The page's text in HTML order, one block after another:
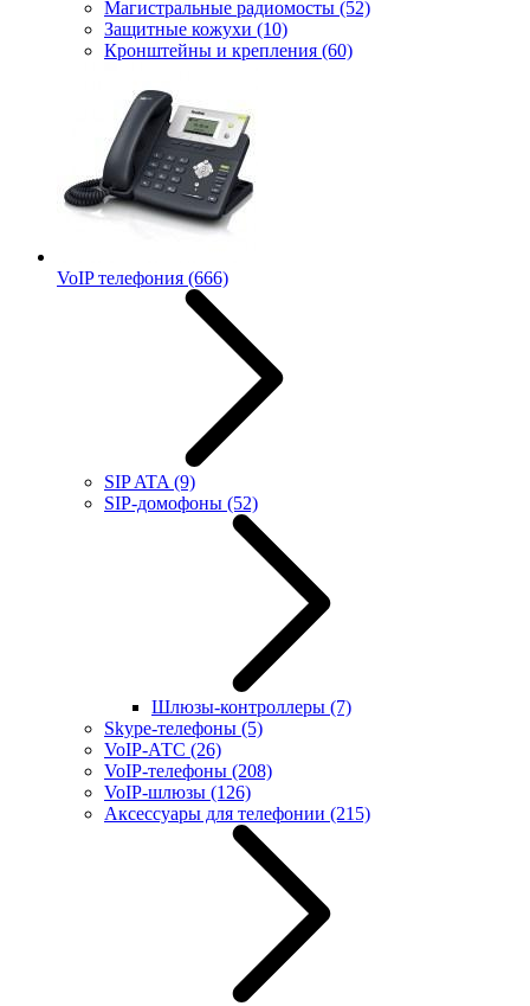
Магистральные радиомосты (52)
Защитные кожухи (10)
Кронштейны и крепления (60)
VoIP телефония (666)
SIP ATA (9)
SIP-домофоны (52)
Шлюзы-контроллеры (7)
Skype-телефоны (5)
VoIP-АТС (26)
VoIP-телефоны (208)
VoIP-шлюзы (126)
Аксессуары для телефонии (215)